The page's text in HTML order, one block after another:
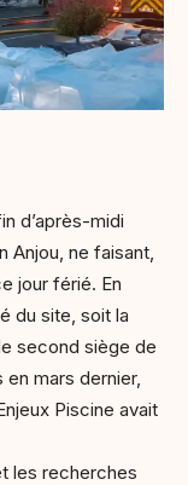
d’après-midi
Anjou, ne faisant,
jour férié. En
du site, soit la
second siège de
mars dernier,
Piscine avait
les recherches